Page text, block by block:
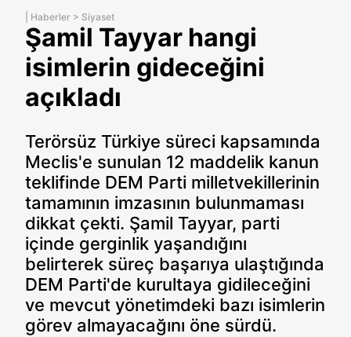
Haberler > Siyaset
Şamil Tayyar hangi
isimlerin gideceğini
açıkladı
Terörsüz Türkiye süreci kapsamında
Meclis'e sunulan 12 maddelik kanun
teklifinde DEM Parti milletvekillerinin
tamamının imzasının bulunmaması
dikkat çekti. Şamil Tayyar, parti
içinde gerginlik yaşandığını
belirterek süreç başarıya ulaştığında
DEM Parti'de kurultaya gidileceğini
ve mevcut yönetimdeki bazı isimlerin
görev almayacağını öne sürdü.